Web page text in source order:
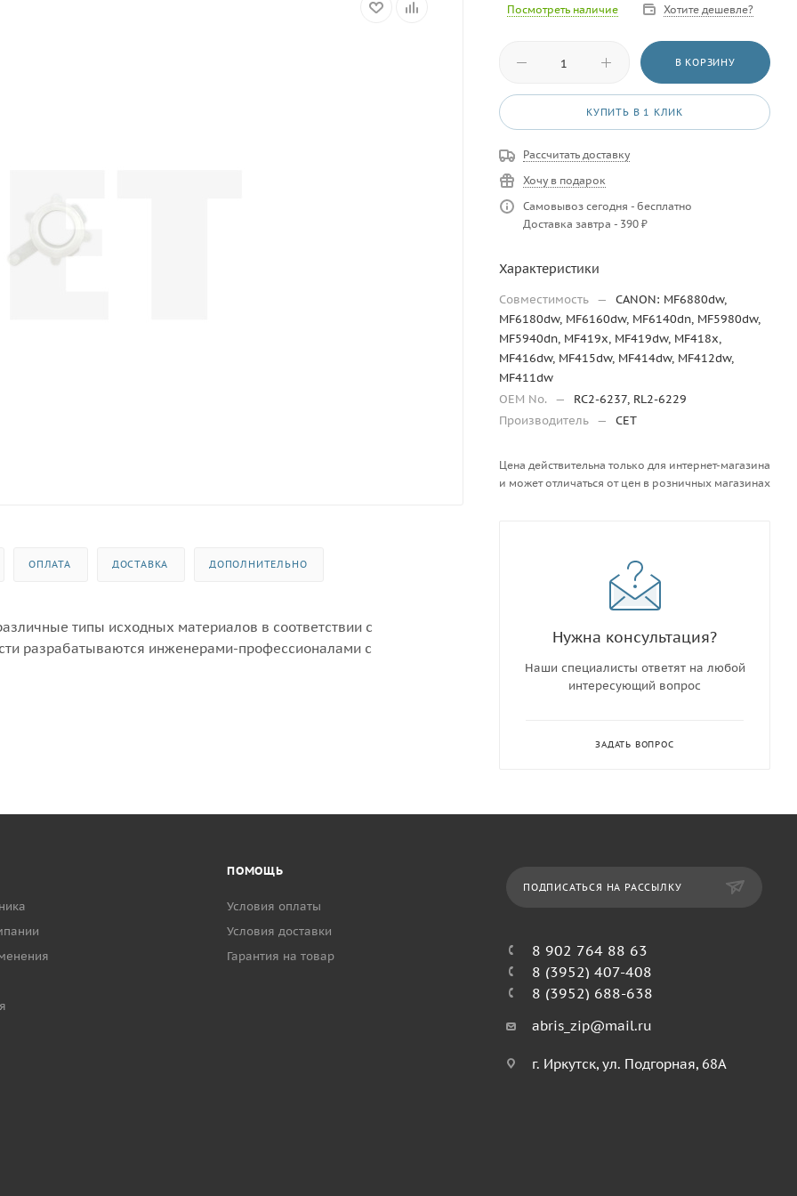
ОПЛАТА ДОСТАВКА ДОПОЛНИТЕЛЬНО
типы исходных материалов в соответствии с
разрабатываются инженерами-профессионалами с
Посмотреть наличие Хотите дешевле?
В КОРЗИНУ
КУПИТЬ В 1 КЛИК
Рассчитать доставку
Хочу в подарок
Самовывоз сегодня - бесплатно
Доставка завтра - 390 ₽
Характеристики
Совместимость —
CANON: MF6880dw,
MF6180dw, MF6160dw, MF6140dn, MF5980dw,
MF5940dn, MF419x, MF419dw, MF418x,
MF416dw, MF415dw, MF414dw, MF412dw,
MF411dw
OEM No.
—
RC2-6237, RL2-6229
Производитель — CET
Цена действительна только для интернет-магазина
и может отличаться от цен в розничных магазинах
Нужна консультация?
Наши специалисты ответят на любой
интересующий вопрос
ЗАДАТЬ ВОПРОС
ПОМОЩЬ
Условия оплаты
Условия доставки
Гарантия на товар
ПОДПИСАТЬСЯ НА РАССЫЛКУ
8 902 764 88 63
8 (3952) 407-408
8 (3952) 688-638
abris_zip@mail.ru
г. Иркутск, ул. Подгорная, 68А